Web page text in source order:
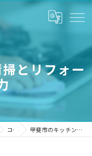
とリフォー
コラム 甲斐市のキッチン清掃とリフォームの魅力